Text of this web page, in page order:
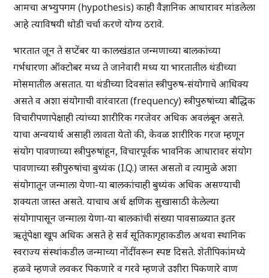
आमचा अभ्युपगम (hypothesis) काही वैज्ञानिक आधारावर मांडलेला
आहे त्याविषयी थोडी चर्चा करणे योग्य ठरावे.
भारतात जून ते सप्टेंबर या कालखंडात जन्मणाच्या बालकांच्या
गर्भधारणा ऑक्टोबर मध्य ते जानेवारी मध्य या भारतातील थंडीच्या
मोसमातील असतात. या थंडीच्या दिवसांत स्त्रीपुरुष-संयोगाचे आधिक्य
असते व अशा संयोगाची वारंवारता (frequency) स्त्रीपुरुषांच्या बौद्धिक
विचारीपणापेक्षाही त्यांच्या शारीरिक गरजेवर अधिक अवलंबून असते.
याचा अन्वयार्थ असाही लावता येतो की, केवळ शारीरिक गरज म्हणून
संयोग पावणाच्या स्त्रीपुरुषांहून, विचारपूर्वक भावनिक आधारावर संयोग
पावणाच्या स्त्रीपुरुषांचा बुध्यंक (I.Q.) जास्त असतो व त्यामुळे अशा
संयोगातून जन्माला येणा-या बालकांचाही बुध्यंक अधिक असण्याची
शक्यता जास्त असते. याचाच अर्थ क्षणिक सुखासाठी केलेल्या
संयोगापासून जन्माला येणा-या बालकांची संख्या पावसाळ्यात इतर
ऋतूंपेक्षा खूप अधिक असते हे सर्व सूतिकागृहाकडील अथवा स्थानिक
स्वराज्य संस्थांकडील जन्माच्या नोंदींवरून स्पष्ट दिसते. शेतीपिकांमध्ये
हळवे म्हणजे लवकर पिकणारे व गरवे म्हणजे उशीरा पिकणारे वाण